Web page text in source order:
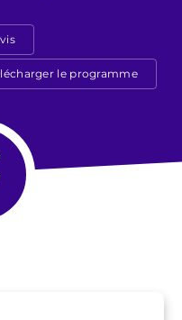
le programme